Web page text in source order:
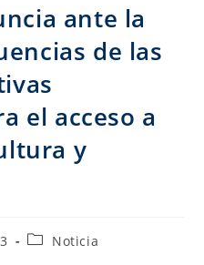
ante la
de las
el acceso a
y
Noticia